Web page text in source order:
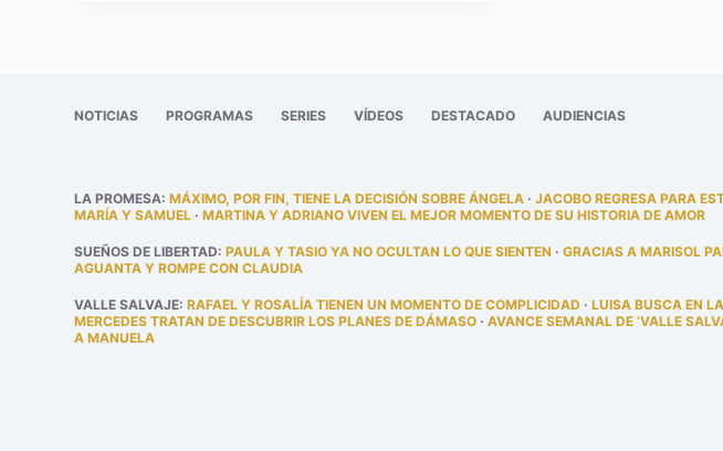
NOTICIAS PROGRAMAS SERIES VÍDEOS DESTACADO AUDIENCIAS
LA PROMESA:MÁXIMO, POR FIN, TIENE LA DECISIÓN SOBRE ÁNGELA ·JACOBO REGRESA PARA
MARÍA Y SAMUEL ·MARTINA Y ADRIANO VIVEN EL MEJOR MOMENTO DE SU HISTORIA DE AMOR
SUEÑOS DE LIBERTAD:PAULA Y TASIO YA NO OCULTAN LO QUE SIENTEN ·GRACIAS A MARISOL
AGUANTA Y ROMPE CON CLAUDIA
VALLE SALVAJE:RAFAEL Y ROSALÍA TIENEN UN MOMENTO DE COMPLICIDAD ·LUISA BUSCA EN
MERCEDES TRATAN DE DESCUBRIR LOS PLANES DE DÁMASO ·AVANCE SEMANAL DE ‘VALLE
A MANUELA